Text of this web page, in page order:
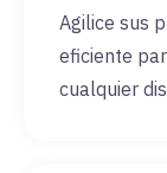
Agilice sus
eficiente
cualquier